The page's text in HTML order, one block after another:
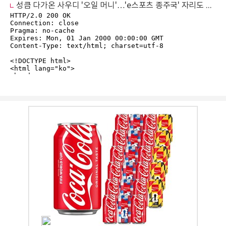
성큼 다가온 사우디 '오일 머니'…'e스포츠 종주국' 자리도 위험